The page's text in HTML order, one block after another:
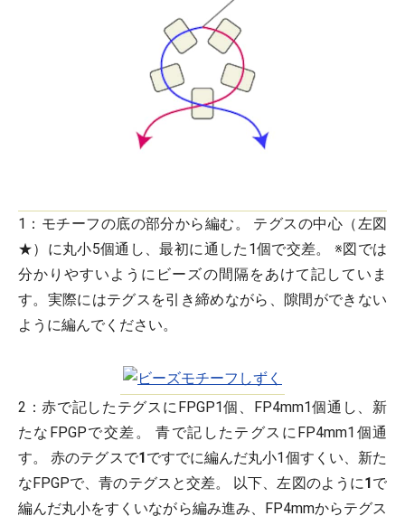
1： モチーフの底の部分から編む。 テグスの中心（左図
★）に丸小5個通し、最初に通した1個で交差。 ※図では
分かりやすいようにビーズの間隔をあけて記していま
す。実際にはテグスを引き締めながら、隙間ができない
ように編んでください。
2：赤で記したテグスにFPGP1個、FP4mm1個通し、新
たなFPGPで交差。 青で記したテグスにFP4mm1個通
す。 赤のテグスで1ですでに編んだ丸小1個すくい、新た
なFPGPで、青のテグスと交差。 以下、左図のように1で
編んだ丸小をすくいながら編み進み、FP4mmからテグス